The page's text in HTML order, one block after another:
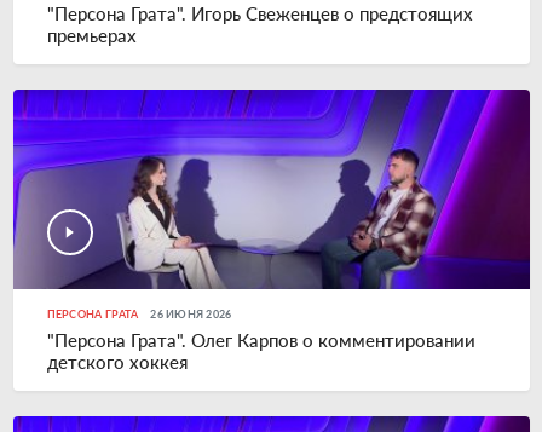
"Персона Грата". Игорь Свеженцев о предстоящих
премьерах
ПЕРСОНА ГРАТА 26 ИЮНЯ 2026
"Персона Грата". Олег Карпов о комментировании
детского хоккея